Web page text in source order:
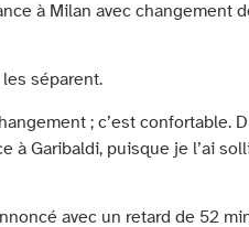
à Milan avec changement
les séparent.
; c’est confortable.
à Garibaldi, puisque je l’ai
avec un retard de 52